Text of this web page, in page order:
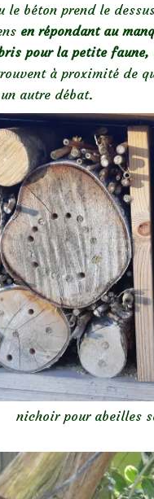
béton prend le
en répondant au
pour la petite
à proximité de
autre débat.
nichoir pour abeilles